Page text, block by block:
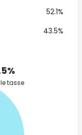
52.1%
43.5%
tasse